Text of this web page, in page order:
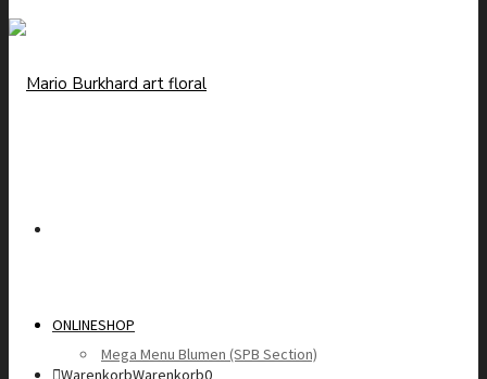
WarenkorbWarenkorb0
ONLINESHOP
Mega Menu Blumen (SPB Section)